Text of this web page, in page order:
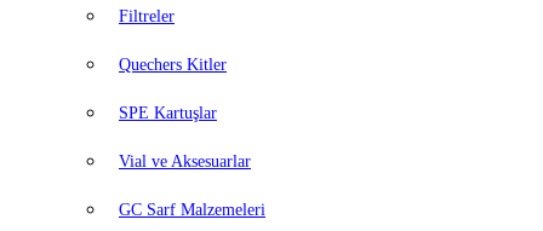
Filtreler
Quechers Kitler
SPE Kartuşlar
Vial ve Aksesuarlar
GC Sarf Malzemeleri